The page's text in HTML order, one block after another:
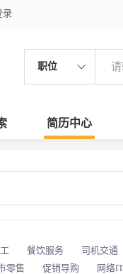
录
职位
简历中心
餐饮服务
司机交通
零售 促销导购
网络IT